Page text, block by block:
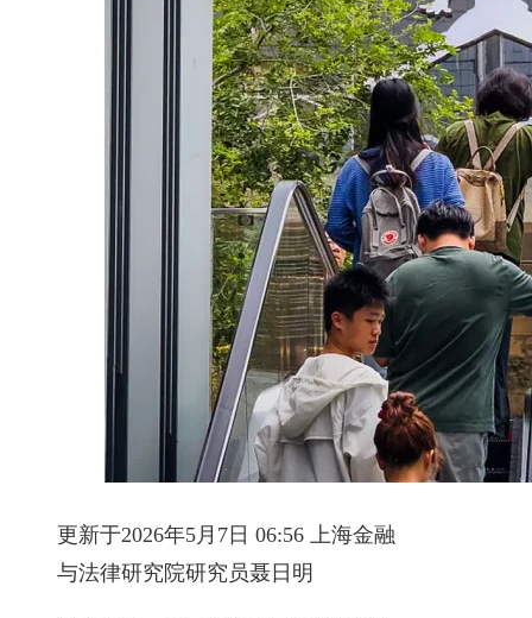
更新于2026年5月7日 06:56 上海金融
与法律研究院研究员聂日明